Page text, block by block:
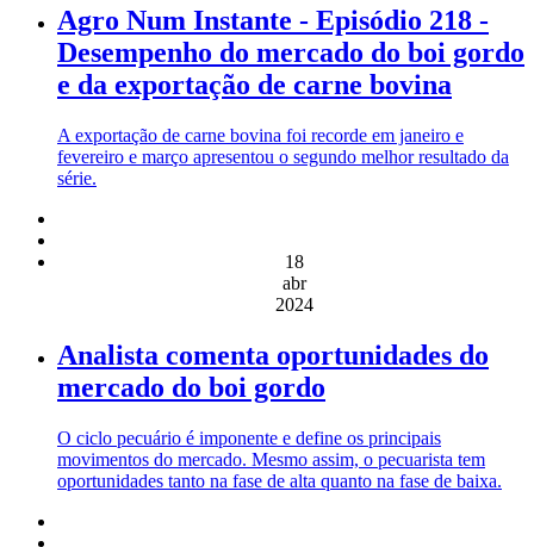
Agro Num Instante - Episódio 218 -
Desempenho do mercado do boi gordo
e da exportação de carne bovina
A exportação de carne bovina foi recorde em janeiro e
fevereiro e março apresentou o segundo melhor resultado da
série.
18
abr
2024
Analista comenta oportunidades do
mercado do boi gordo
O ciclo pecuário é imponente e define os principais
movimentos do mercado. Mesmo assim, o pecuarista tem
oportunidades tanto na fase de alta quanto na fase de baixa.